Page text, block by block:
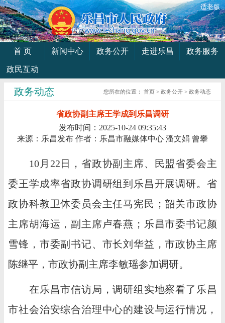
适老版
首 页 新闻中心 政务公开 走进乐昌
政务服务
政民互动
政务动态 您所在的位置：首页 >政务公开 >政务动态
省政协副主席王学成到乐昌调研
发布时间：2025-10-24 09:35:43
来源：乐昌发布 作者：乐昌市融媒体中心 潘文娟 曾攀
10月22日，省政协副主席、民盟省委会主
委王学成率省政协调研组到乐昌开展调研。省
政协科教卫体委员会主任马宪民；韶关市政协
主席胡海运，副主席卢春燕；乐昌市委书记颜
雪锋，市委副书记、市长刘华益，市政协主席
陈继平，市政协副主席李敏瑶参加调研。
在乐昌市信访局，调研组实地察看了乐昌
市社会治安综合治理中心的建设与运行情况，